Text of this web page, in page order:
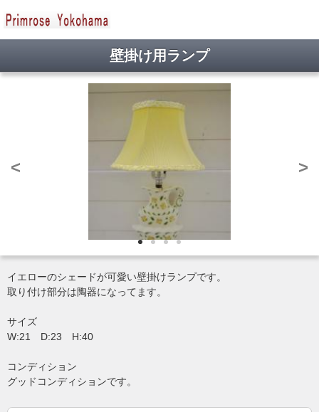
壁掛け用ランプ
< >
イエローのシェードが可愛い壁掛けランプです。
取り付け部分は陶器になってます。
サイズ
W:21 D:23 H:40
コンディション
グッドコンディションです。
Fatal error : Class 'MDB2' not found in
yokohama.com/public_html/data/class/SC_Query.phpon line76